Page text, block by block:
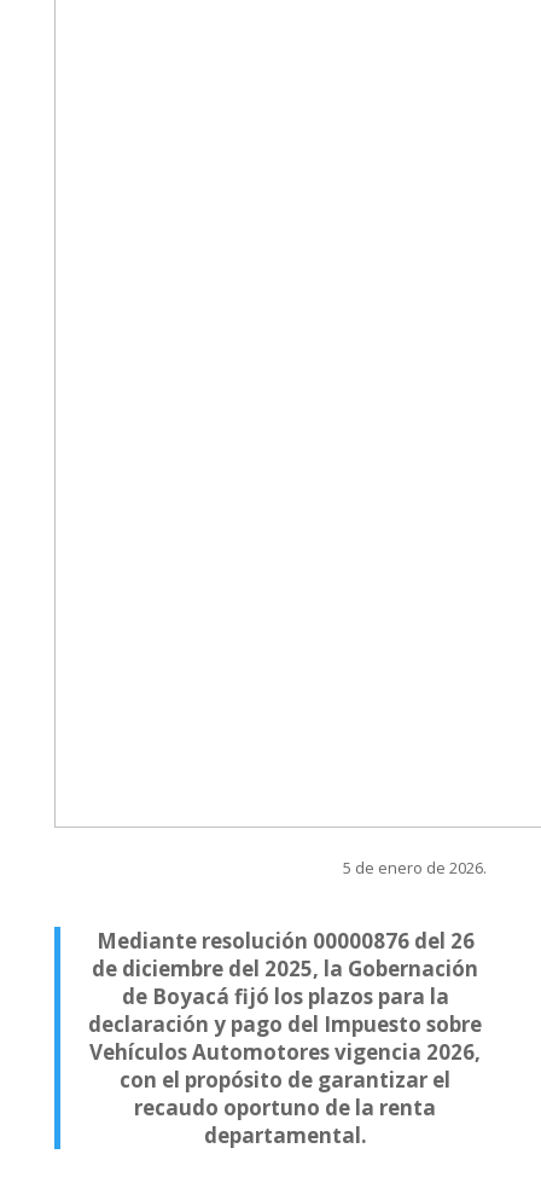
5 de enero de 2026.
Mediante resolución 00000876 del 26
de diciembre del 2025, la Gobernación
de Boyacá fijó los plazos para la
declaración y pago del Impuesto sobre
Vehículos Automotores vigencia 2026,
con el propósito de garantizar el
recaudo oportuno de la renta
departamental.